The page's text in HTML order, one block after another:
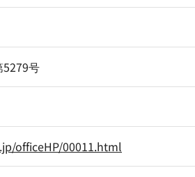
5279号
officeHP/00011.html